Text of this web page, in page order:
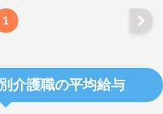
1
介護職の平均給与